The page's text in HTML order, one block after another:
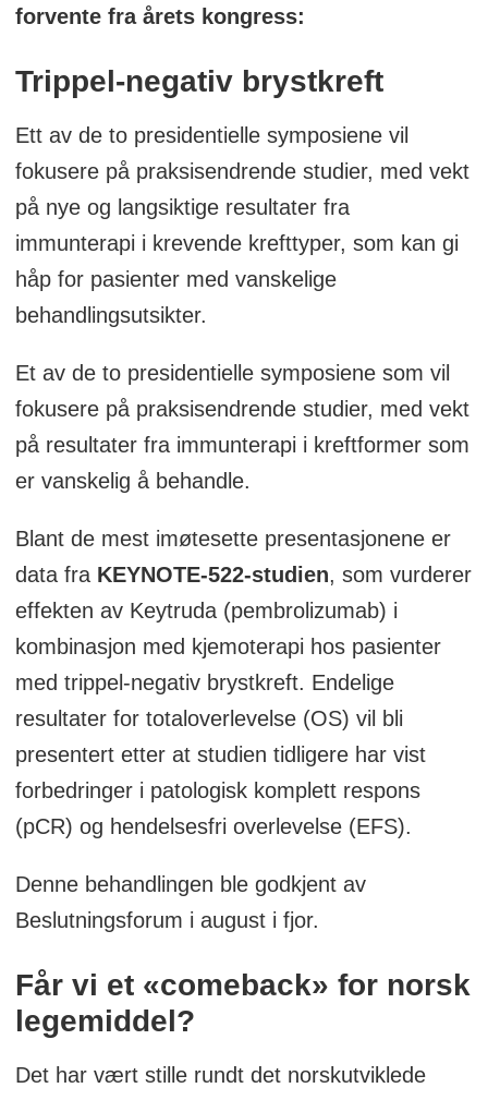
forvente fra årets kongress:
Trippel-negativ brystkreft
Ett av de to presidentielle symposiene vil
fokusere på praksisendrende studier, med vekt
på nye og langsiktige resultater fra
immunterapi i krevende krefttyper, som kan gi
håp for pasienter med vanskelige
behandlingsutsikter.
Et av de to presidentielle symposiene som vil
fokusere på praksisendrende studier, med vekt
på resultater fra immunterapi i kreftformer som
er vanskelig å behandle.
Blant de mest imøtesette presentasjonene er
data fra KEYNOTE-522-studien, som vurderer
effekten av Keytruda (pembrolizumab) i
kombinasjon med kjemoterapi hos pasienter
med trippel-negativ brystkreft. Endelige
resultater for totaloverlevelse (OS) vil bli
presentert etter at studien tidligere har vist
forbedringer i patologisk komplett respons
(pCR) og hendelsesfri overlevelse (EFS).
Denne behandlingen ble godkjent av
Beslutningsforum i august i fjor.
Får vi et «comeback» for norsk
legemiddel?
Det har vært stille rundt det norskutviklede